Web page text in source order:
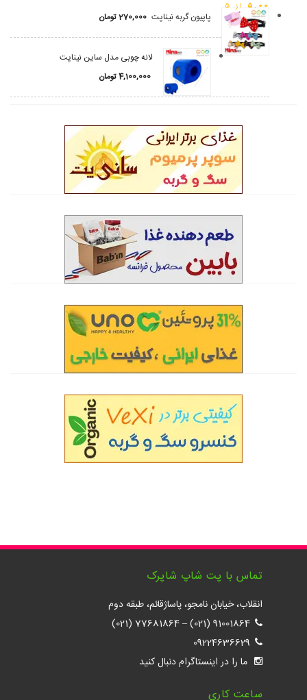
5.00 از 5
پاپیون گربه نیناپت 270,000تومان
لانه چوبی مدل ساین نیناپت
4,100,000تومان
تماس با پت شاپ شاپرک
انقلاب، خیابان نامجو، پاساژقائم، طبقه دوم
91001864 (021)
–
77681864 (021)
09224636629
ما را در اینستاگرام دنبال کنید
ساعت کاری